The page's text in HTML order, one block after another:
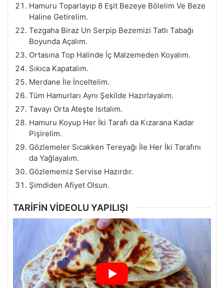
Hamuru Toparlayıp 8 Eşit Bezeye Bölelim Ve Beze
Haline Getirelim.
Tezgaha Biraz Un Serpip Bezemizi Tatlı Tabağı
Boyunda Açalım.
Ortasına Top Halinde İç Malzemeden Koyalım.
Sıkıca Kapatalım.
Merdane İle İnceltelim.
Tüm Hamurları Aynı Şekilde Hazırlayalım.
Tavayı Orta Ateşte Isıtalım.
Hamuru Koyup Her İki Tarafı da Kızarana Kadar
Pişirelim.
Gözlemeler Sıcakken Tereyağı İle Her İki Tarafını
da Yağlayalım.
Gözlememiz Servise Hazırdır.
Şimdiden Afiyet Olsun.
TARİFİN VİDEOLU YAPILIŞI